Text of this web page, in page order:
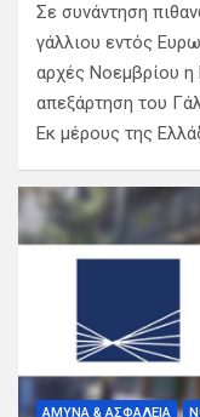
Σε συνάντηση
γάλλιου εντός
αρχές Νοεμβρίου η
απεξάρτηση του
Εκ μέρους της
ΑΜΥΝΑ & ΑΣΦΑΛΕΙΑ